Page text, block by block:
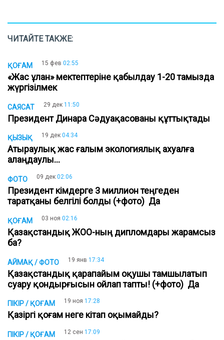
ЧИТАЙТЕ ТАКЖЕ:
ҚОҒАМ 15 фев 02:55
«Жас ұлан» мектептеріне қабылдау 1-20 тамызда
жүргізілмек
САЯСАТ 29 дек 11:50
Президент Динара Сәдуақасованы құттықтады
ҚЫЗЫҚ 19 дек 04:34
Атыраулық жас ғалым экологиялық ахуалға
алаңдаулы...
ФОТО 09 дек 02:06
Президент кімдерге 3 миллион теңгеден
таратқаны белгілі болды (+фото) Да
ҚОҒАМ 03 ноя 02:16
Қазақстандық ЖОО-ның дипломдары жарамсыз
ба?
АЙМАҚ / ФОТО 19 янв 17:34
Қазақстандық қарапайым оқушы тамшылатып
суару қондырғысын ойлап тапты! (+фото) Да
ПІКІР / ҚОҒАМ 19 ноя 17:28
Қазіргі қоғам неге кітап оқымайды?
ПІКІР / ҚОҒАМ 12 сен 17:09